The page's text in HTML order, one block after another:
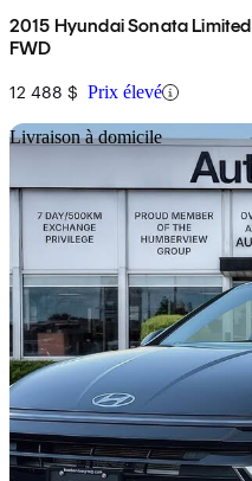
2015 Hyundai Sonata Limited
FWD
12 488 $ Prix élevé
Livraison à domicile
2024 Hyundai Sonata